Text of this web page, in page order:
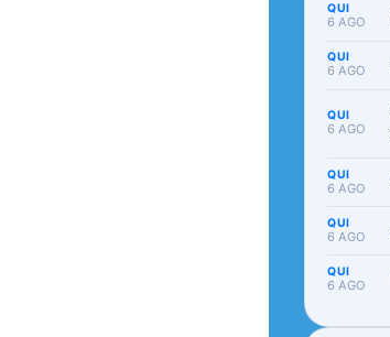
QUI
6 AGO
QUI
6 AGO
QUI
6 AGO
QUI
6 AGO
QUI
6 AGO
QUI
6 AGO